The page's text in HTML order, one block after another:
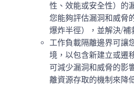
性、效能或安全性）的
您能夠評估漏洞和威脅
爆炸半徑），並解決/補
工作負載隔離邊界可讓
境，以包含新建立或遷
可減少漏洞和威脅的影
離資源存取的機制來降